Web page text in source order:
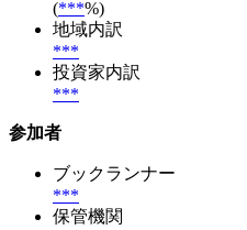
(***%)
地域内訳
***
投資家内訳
***
参加者
ブックランナー
***
保管機関